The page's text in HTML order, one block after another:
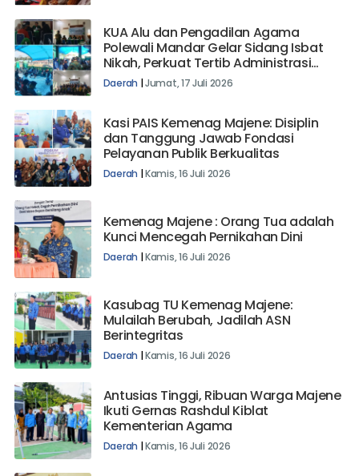
KUA Alu dan Pengadilan Agama
Polewali Mandar Gelar Sidang Isbat
Nikah, Perkuat Tertib Administrasi
Perkawinan
Daerah |Jumat, 17 Juli 2026
Kasi PAIS Kemenag Majene: Disiplin
dan Tanggung Jawab Fondasi
Pelayanan Publik Berkualitas
Daerah |Kamis, 16 Juli 2026
Kemenag Majene : Orang Tua adalah
Kunci Mencegah Pernikahan Dini
Daerah |Kamis, 16 Juli 2026
Kasubag TU Kemenag Majene:
Mulailah Berubah, Jadilah ASN
Berintegritas
Daerah |Kamis, 16 Juli 2026
Antusias Tinggi, Ribuan Warga Majene
Ikuti Gernas Rashdul Kiblat
Kementerian Agama
Daerah |Kamis, 16 Juli 2026